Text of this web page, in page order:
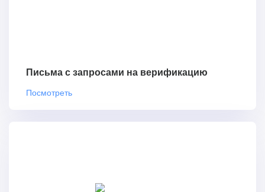
Письма с запросами на верификацию
Посмотреть